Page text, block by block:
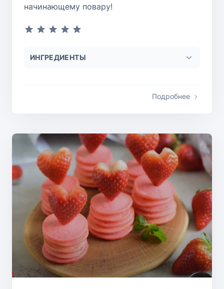
начинающему повару!
ИНГРЕДИЕНТЫ
Подробнее